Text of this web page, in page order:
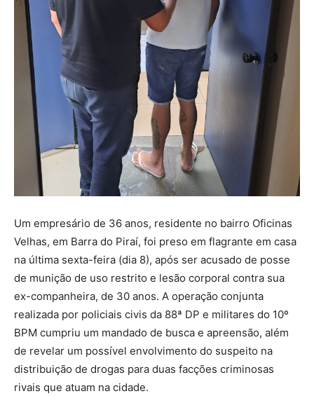
Um empresário de 36 anos, residente no bairro Oficinas
Velhas, em Barra do Piraí, foi preso em flagrante em casa
na última sexta-feira (dia 8), após ser acusado de posse
de munição de uso restrito e lesão corporal contra sua
ex-companheira, de 30 anos. A operação conjunta
realizada por policiais civis da 88ª DP e militares do 10º
BPM cumpriu um mandado de busca e apreensão, além
de revelar um possível envolvimento do suspeito na
distribuição de drogas para duas facções criminosas
rivais que atuam na cidade.